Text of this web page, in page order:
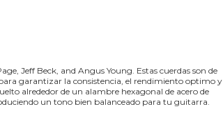
Jeff Beck, and Angus Young. Estas cuerdas son de
para garantizar la consistencia, el rendimiento optimo y
alrededor de un alambre hexagonal de acero de
un tono bien balanceado para tu guitarra.